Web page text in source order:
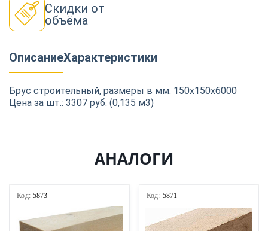
Скидки от
объёма
ОписаниеХарактеристики
Брус строительный, размеры в мм: 150х150х6000
Цена за шт.: 3307 руб. (0,135 м3)
АНАЛОГИ
Код: 5873 Код: 5871